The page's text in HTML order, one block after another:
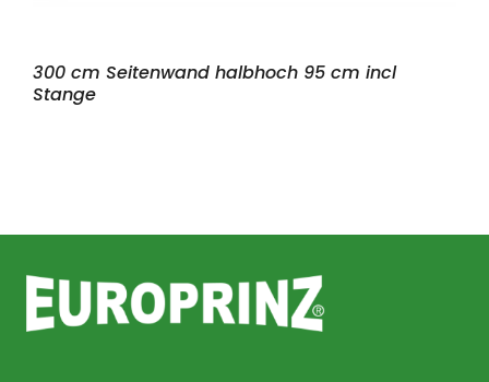
300 cm Seitenwand halbhoch 95 cm incl
Stange